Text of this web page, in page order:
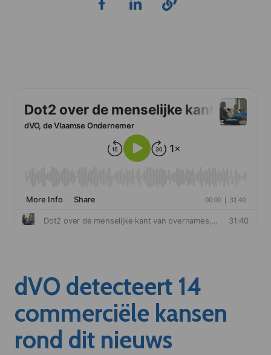
dVO detecteert 14
commerciële kansen
rond dit nieuws